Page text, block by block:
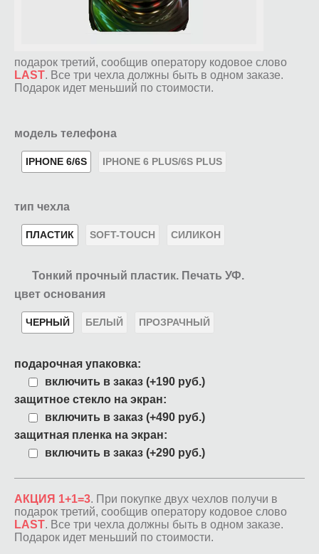
подарок третий, сообщив оператору кодовое слово
LAST. Все три чехла должны быть в одном заказе.
Подарок идет меньший по стоимости.
модель телефона
IPHONE 6/6S IPHONE 6 PLUS/6S PLUS
тип чехла
ПЛАСТИК SOFT-TOUCH СИЛИКОН
Тонкий прочный пластик. Печать УФ.
цвет основания
ЧЕРНЫЙ БЕЛЫЙ ПРОЗРАЧНЫЙ
подарочная упаковка:
включить в заказ (+190 руб.)
защитное стекло на экран:
включить в заказ (+490 руб.)
защитная пленка на экран:
включить в заказ (+290 руб.)
АКЦИЯ 1+1=3. При покупке двух чехлов получи в
подарок третий, сообщив оператору кодовое слово
LAST. Все три чехла должны быть в одном заказе.
Подарок идет меньший по стоимости.